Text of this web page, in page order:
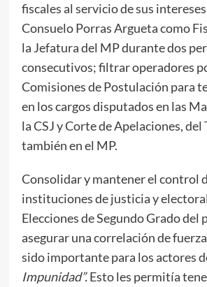
fiscales al servicio de sus
Consuelo Porras Argueta como
la Jefatura del MP durante dos
consecutivos; filtrar operadores
Comisiones de Postulación para
en los cargos disputados en las
la CSJ y Corte de Apelaciones, del
también en el MP.
Consolidar y mantener el control
instituciones de justicia y
Elecciones de Segundo Grado del
asegurar una correlación de
sido importante para los actores
Impunidad”.Esto les permitía